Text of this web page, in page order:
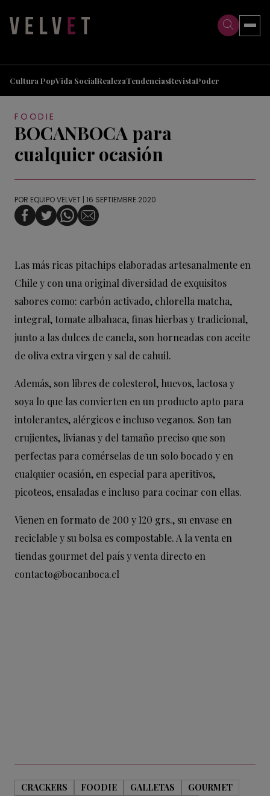
Cultura PopVida SocialRealezaTendenciasRevistaPoder
FOODIE
BOCANBOCA para
cualquier ocasión
POR EQUIPO VELVET | 16 SEPTIEMBRE 2020
Las más ricas pitachips elaboradas artesanalmente en
Chile y con una original diversidad de exquisitos
sabores como: carbón activado, chlorella matcha,
integral, tomate albahaca, finas hierbas y tradicional,
junto a las dulces de canela, son horneadas con aceite
de oliva extra virgen y sal de cahuil.
Además, son libres de colesterol, huevos, lactosa y
soya lo que las convierten en un producto apto para
intolerantes, alérgicos e incluso veganos. Son tan
crujientes, livianas y del tamaño preciso que son
perfectas para comérselas de un solo bocado y en
cualquier ocasión, en especial para aperitivos,
picoteos, ensaladas e incluso para cocinar con ellas.
Vienen en formato de 200 y 120 grs., su envase en
reciclable y su bolsa es compostable. A la venta en
tiendas gourmet del país y venta directo en
contacto@bocanboca.cl
CRACKERS FOODIE GALLETAS
GOURMET